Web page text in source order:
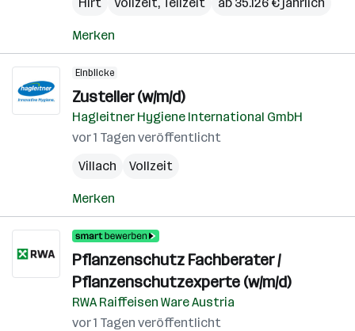
Merken
Einblicke
Zusteller (w/m/d)
Hagleitner Hygiene International GmbH
vor 1 Tagen veröffentlicht
Villach
Vollzeit
Merken
Pflanzenschutz Fachberater /
Pflanzenschutzexperte (w/m/d)
RWA Raiffeisen Ware Austria
vor 1 Tagen veröffentlicht